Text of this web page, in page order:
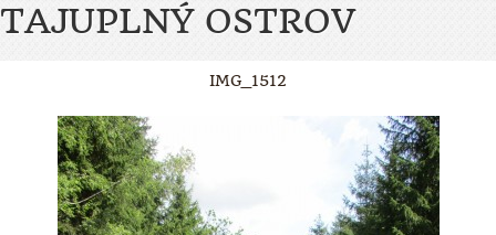
TAJUPLNÝ OSTROV
IMG_1512